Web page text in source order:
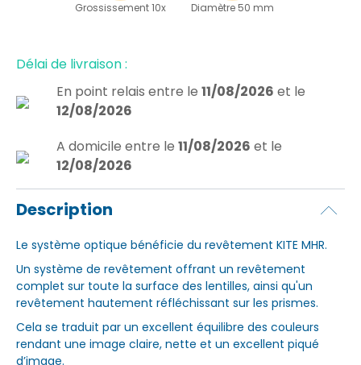
Grossissement 10x Diamètre 50 mm
Délai de livraison :
En point relais entre le 11/08/2026 et le
12/08/2026
A domicile entre le 11/08/2026 et le
12/08/2026
Description
Le système optique bénéficie du revêtement KITE MHR.
Un système de revêtement offrant un revêtement
complet sur toute la surface des lentilles, ainsi qu'un
revêtement hautement réfléchissant sur les prismes.
Cela se traduit par un excellent équilibre des couleurs
rendant une image claire, nette et un excellent piqué
d’image.